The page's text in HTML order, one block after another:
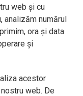
web și cu
analizăm numărul
ora și data
și
acestor
web. De